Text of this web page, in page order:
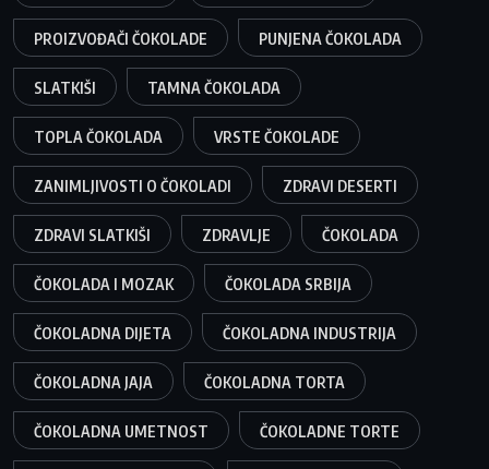
PROIZVOĐAČI ČOKOLADE PUNJENA ČOKOLADA
SLATKIŠI TAMNA ČOKOLADA
TOPLA ČOKOLADA VRSTE ČOKOLADE
ZANIMLJIVOSTI O ČOKOLADI ZDRAVI DESERTI
ZDRAVI SLATKIŠI ZDRAVLJE ČOKOLADA
ČOKOLADA I MOZAK ČOKOLADA SRBIJA
ČOKOLADNA DIJETA ČOKOLADNA INDUSTRIJA
ČOKOLADNA JAJA ČOKOLADNA TORTA
ČOKOLADNA UMETNOST ČOKOLADNE TORTE